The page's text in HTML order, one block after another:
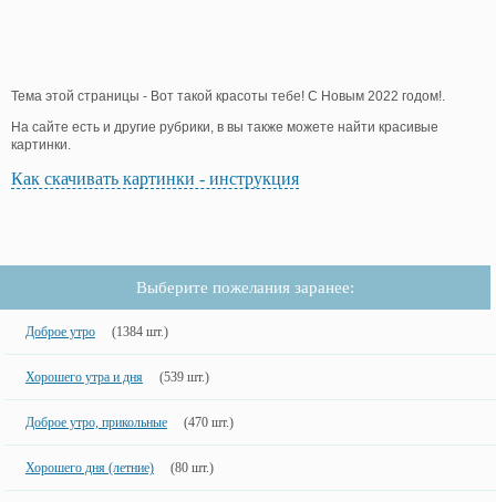
Тема этой страницы - Вот такой красоты тебе! С Новым 2022 годом!.
На сайте есть и другие рубрики, в вы также можете найти красивые
картинки.
Как скачивать картинки - инструкция
Выберите пожелания заранее:
Доброе утро (1384 шт.)
Хорошего утра и дня (539 шт.)
Доброе утро, прикольные (470 шт.)
Хорошего дня (летние) (80 шт.)